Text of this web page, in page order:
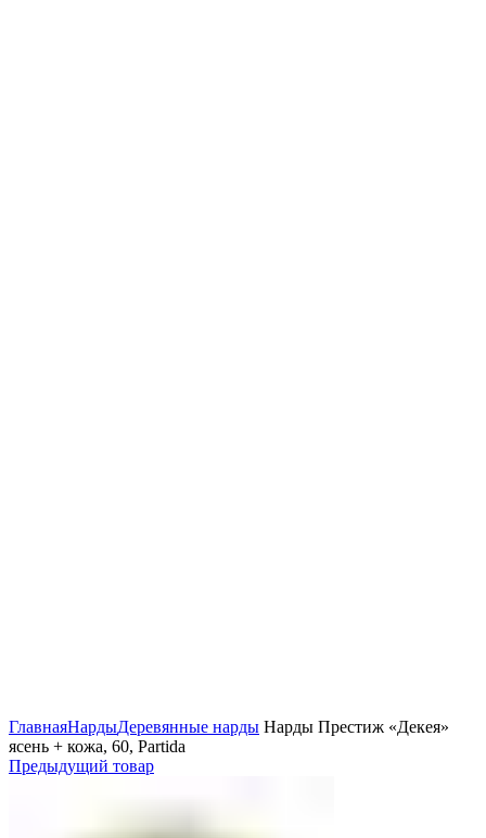
ГлавнаяНардыДеревянные нарды Нарды Престиж «Декея»
ясень + кожа, 60, Partida
Предыдущий товар